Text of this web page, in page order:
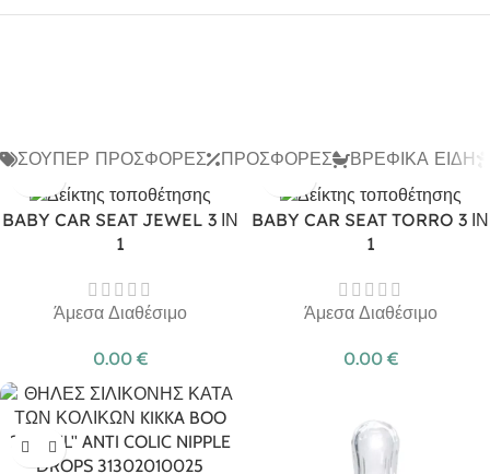
ΣΟΎΠΕΡ ΠΡΟΣΦΟΡΈΣ ΠΡΟΣΦΟΡΈΣ ΒΡΕΦΙΚΆ ΕΊΔΗ
BABY CAR SEAT JEWEL 3 ΙΝ
1
Άμεσα Διαθέσιμο
0.00 €
BABY CAR SEAT TORRO 3 ΙΝ
1
Άμεσα Διαθέσιμο
0.00 €